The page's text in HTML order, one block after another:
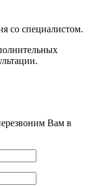
со специалистом.
Вам в